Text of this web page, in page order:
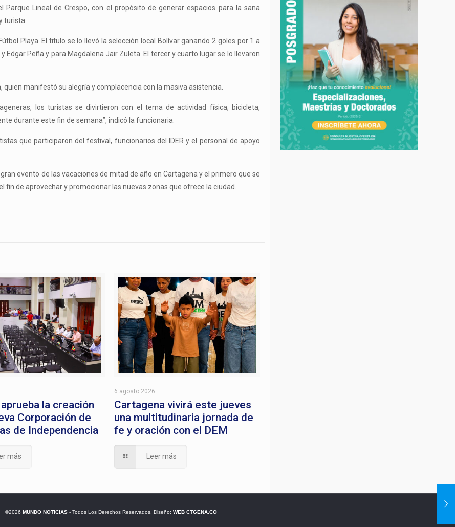
Lineal de Crespo, con el propósito de generar espacios para la sana
turista.
Playa. El titulo se lo llevó la selección local Bolívar ganando 2 goles por 1 a
Edgar Peña y para Magdalena Jair Zuleta. El tercer y cuarto lugar se lo llevaron
quien manifestó su alegría y complacencia con la masiva asistencia.
los turistas se divirtieron con el tema de actividad física; bicicleta,
durante este fin de semana”, indicó la funcionaria.
que participaron del festival, funcionarios del IDER y el personal de apoyo
evento de las vacaciones de mitad de año en Cartagena y el primero que se
de aprovechar y promocionar las nuevas zonas que ofrece la ciudad.
la creación
Corporación de
de Independencia
más
6 agosto 2026
Cartagena vivirá este jueves
una multitudinaria jornada de
fe y oración con el DEM
Leer más
©2026 MUNDO NOTICIAS- Todos Los Derechos Reservados. Diseño: WEB CTGENA.CO